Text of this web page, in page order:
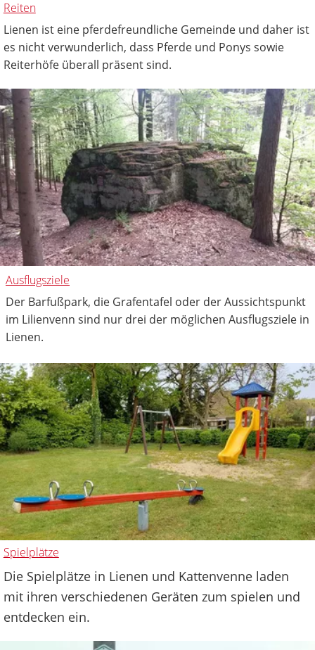
Reiten
Lienen ist eine pferdefreundliche Gemeinde und daher ist
es nicht verwunderlich, dass Pferde und Ponys sowie
Reiterhöfe überall präsent sind.
Ausflugsziele
Der Barfußpark, die Grafentafel oder der Aussichtspunkt
im Lilienvenn sind nur drei der möglichen Ausflugsziele in
Lienen.
Spielplätze
Die Spielplätze in Lienen und Kattenvenne laden
mit ihren verschiedenen Geräten zum spielen und
entdecken ein.